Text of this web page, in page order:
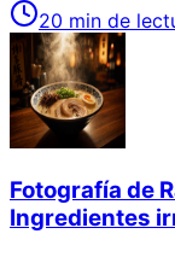
20 min de
Fotografía de
Ingredientes